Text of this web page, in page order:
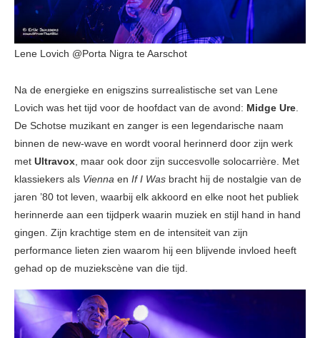
Lene Lovich @Porta Nigra te Aarschot
Na de energieke en enigszins surrealistische set van Lene
Lovich was het tijd voor de hoofdact van de avond: Midge Ure
De Schotse muzikant en zanger is een legendarische naam
binnen de new-wave en wordt vooral herinnerd door zijn werk
met Ultravox , maar ook door zijn succesvolle solocarrière. Met
klassiekers als Vienna en If I Was bracht hij de nostalgie van de
jaren ’80 tot leven, waarbij elk akkoord en elke noot het publiek
herinnerde aan een tijdperk waarin muziek en stijl hand in hand
gingen. Zijn krachtige stem en de intensiteit van zijn
performance lieten zien waarom hij een blijvende invloed heeft
gehad op de muziekscène van die tijd.